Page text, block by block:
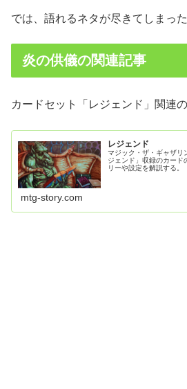
では、語れるネタが尽きてしまっ
炎の供儀の関連記事
カードセット「レジェンド」関連
レジェンド
マジック・ザ・ギャザリ
ジェンド」収録のカード
リーや設定を解説する。
mtg-story.com